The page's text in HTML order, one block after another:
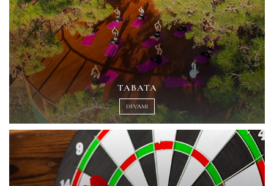
TABATA
DEVAMI